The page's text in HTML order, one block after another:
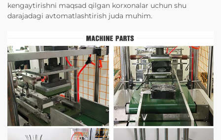
kengaytirishni maqsad qilgan korxonalar uchun shu
darajadagi avtomatlashtirish juda muhim.